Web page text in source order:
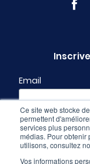
Ce site web stocke
permettent
services plus
médias. Pour obtenir
utilisons, consultez
Vos informations
Email
Profil